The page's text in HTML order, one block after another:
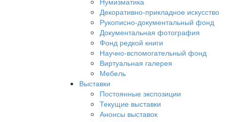
Декоративно-прикладное искусство
Рукописно-документальный фонд
Документальная фотография
Фонд редкой книги
Научно-вспомогательный фонд
Виртуальная галерея
Мебель
Выставки
Постоянные экспозиции
Текущие выставки
Анонсы выставок